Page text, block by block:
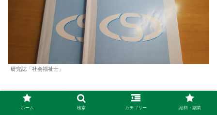
研究誌「社会福祉士」
社会福祉士会に入会すると、
ホーム 検索 カテゴリー 給料・副業